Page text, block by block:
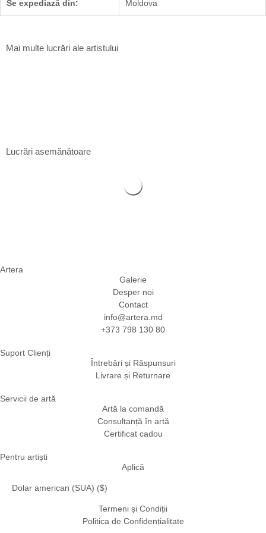
Se expediază din: Moldova
Mai multe lucrări ale artistului
Lucrări asemănătoare
Artera
Galerie
Desper noi
Contact
info@artera.md
+373 798 130 80
Suport Clienți
Întrebări și Răspunsuri
Livrare și Returnare
Servicii de artă
Artă la comandă
Consultanță în artă
Certificat cadou
Pentru artiști
Aplică
Dolar american (SUA) ($)
Termeni și Condiții
Politica de Confidențialitate